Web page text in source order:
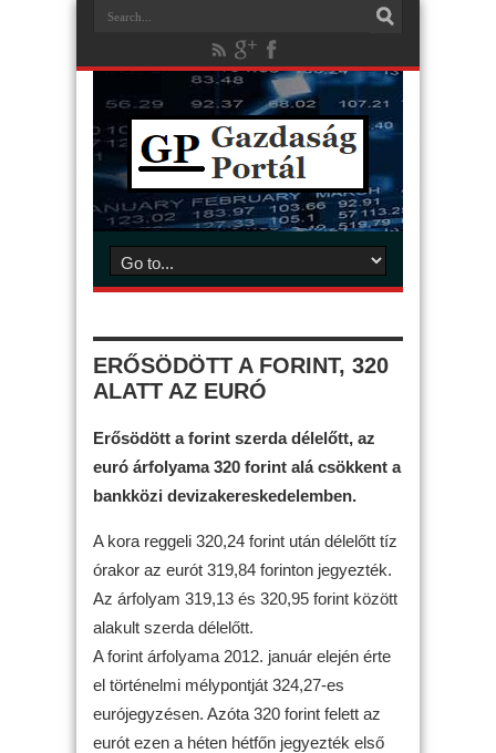
ERŐSÖDÖTT A FORINT, 320
ALATT AZ EURÓ
Erősödött a forint szerda délelőtt, az
euró árfolyama 320 forint alá csökkent a
bankközi devizakereskedelemben.
A kora reggeli 320,24 forint után délelőtt tíz
órakor az eurót 319,84 forinton jegyezték.
Az árfolyam 319,13 és 320,95 forint között
alakult szerda délelőtt.
A forint árfolyama 2012. január elején érte
el történelmi mélypontját 324,27-es
eurójegyzésen. Azóta 320 forint felett az
eurót ezen a héten hétfőn jegyezték első